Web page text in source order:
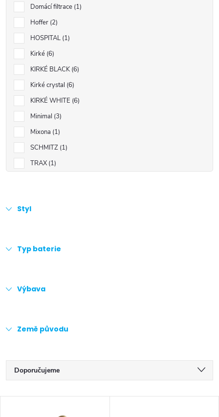
Domácí filtrace 1
Hoffer 2
HOSPITAL 1
Kirké 6
KIRKÉ BLACK 6
Kirké crystal 6
KIRKÉ WHITE 6
Minimal 3
Mixona 1
SCHMITZ 1
TRAX 1
Styl
Typ baterie
Výbava
Země původu
Ř
a
Doporučujeme